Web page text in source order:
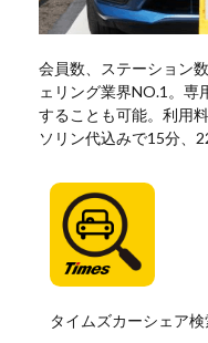
会員数、ステーション
ェリング業界NO.1。専
することも可能。利用
ソリン代込みで15分、
タイムズカーシェア検